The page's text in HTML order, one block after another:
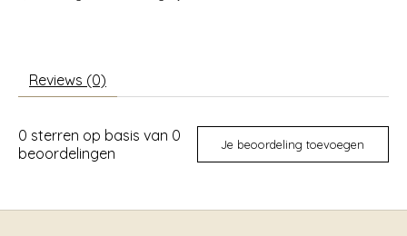
Reviews (0)
0 sterren op basis van 0
beoordelingen
Je beoordeling toevoegen